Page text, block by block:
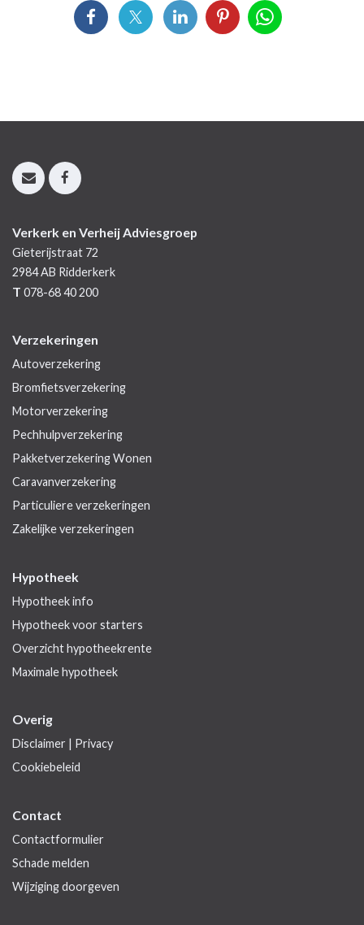
Verkerk en Verheij Adviesgroep
Gieterijstraat 72
2984 AB Ridderkerk
T 078-68 40 200
Verzekeringen
Autoverzekering
Bromfietsverzekering
Motorverzekering
Pechhulpverzekering
Pakketverzekering Wonen
Caravanverzekering
Particuliere verzekeringen
Zakelijke verzekeringen
Hypotheek
Hypotheek info
Hypotheek voor starters
Overzicht hypotheekrente
Maximale hypotheek
Overig
Disclaimer | Privacy
Cookiebeleid
Contact
Contactformulier
Schade melden
Wijziging doorgeven